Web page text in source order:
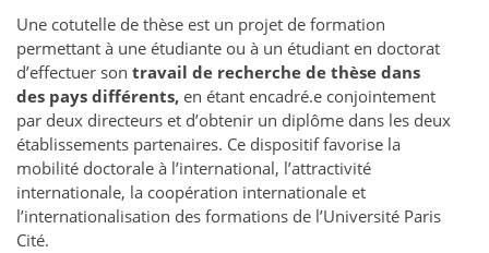
Une cotutelle de thèse est un projet de formation
permettant à une étudiante ou à un étudiant en doctorat
d’effectuer son travail de recherche de thèse dans
des pays différents, en étant encadré.e conjointement
par deux directeurs et d’obtenir un diplôme dans les deux
établissements partenaires. Ce dispositif favorise la
mobilité doctorale à l’international, l’attractivité
internationale, la coopération internationale et
l’internationalisation des formations de l’Université Paris
Cité.